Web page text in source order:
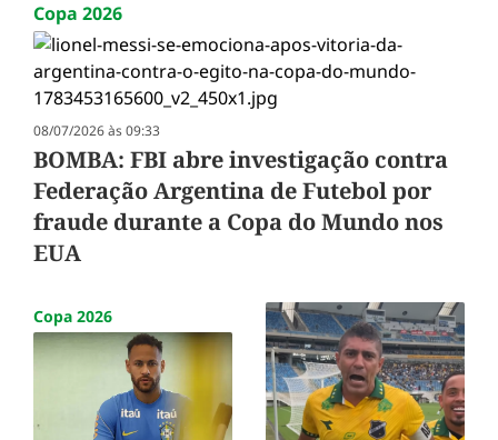
Copa 2026
08/07/2026 às 09:33
BOMBA: FBI abre investigação contra
Federação Argentina de Futebol por
fraude durante a Copa do Mundo nos
EUA
Copa 2026